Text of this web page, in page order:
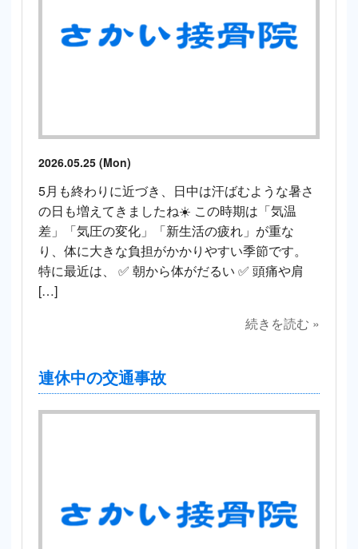
2026.05.25 (Mon)
5月も終わりに近づき、日中は汗ばむような暑さ
の日も増えてきましたね☀️ この時期は「気温
差」「気圧の変化」「新生活の疲れ」が重な
り、体に大きな負担がかかりやすい季節です。
特に最近は、 ✅ 朝から体がだるい ✅ 頭痛や肩
[…]
続きを読む »
連休中の交通事故